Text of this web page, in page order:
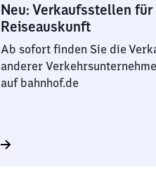
Neu: Verkaufsstellen für
Reiseauskunft
Ab sofort finden Sie die
anderer
auf bahnhof.de